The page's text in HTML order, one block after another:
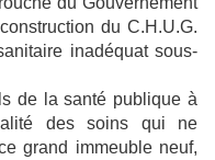
du C.H.U.G.
inadéquat sous-
de la santé publique à
des soins qui ne
grand immeuble neuf,